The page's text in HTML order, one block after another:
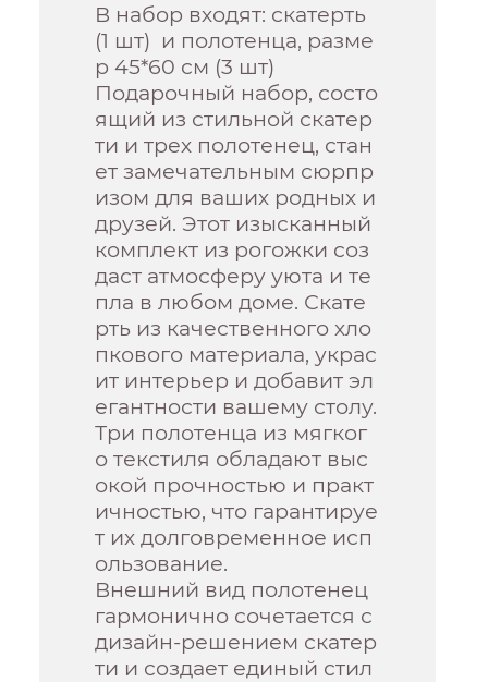
В набор входят: скатерть
(1 шт) и полотенца, разме
р 45*60 см (3 шт)
Подарочный набор, состо
ящий из стильной скатер
ти и трех полотенец, стан
ет замечательным сюрпр
изом для ваших родных и
друзей. Этот изысканный
комплект из рогожки соз
даст атмосферу уюта и те
пла в любом доме. Скате
рть из качественного хло
пкового материала, украс
ит интерьер и добавит эл
егантности вашему столу.
Три полотенца из мягког
о текстиля обладают выс
окой прочностью и практ
ичностью, что гарантируе
т их долговременное исп
ользование.
Внешний вид полотенец
гармонично сочетается с
дизайн-решением скатер
ти и создает единый стил